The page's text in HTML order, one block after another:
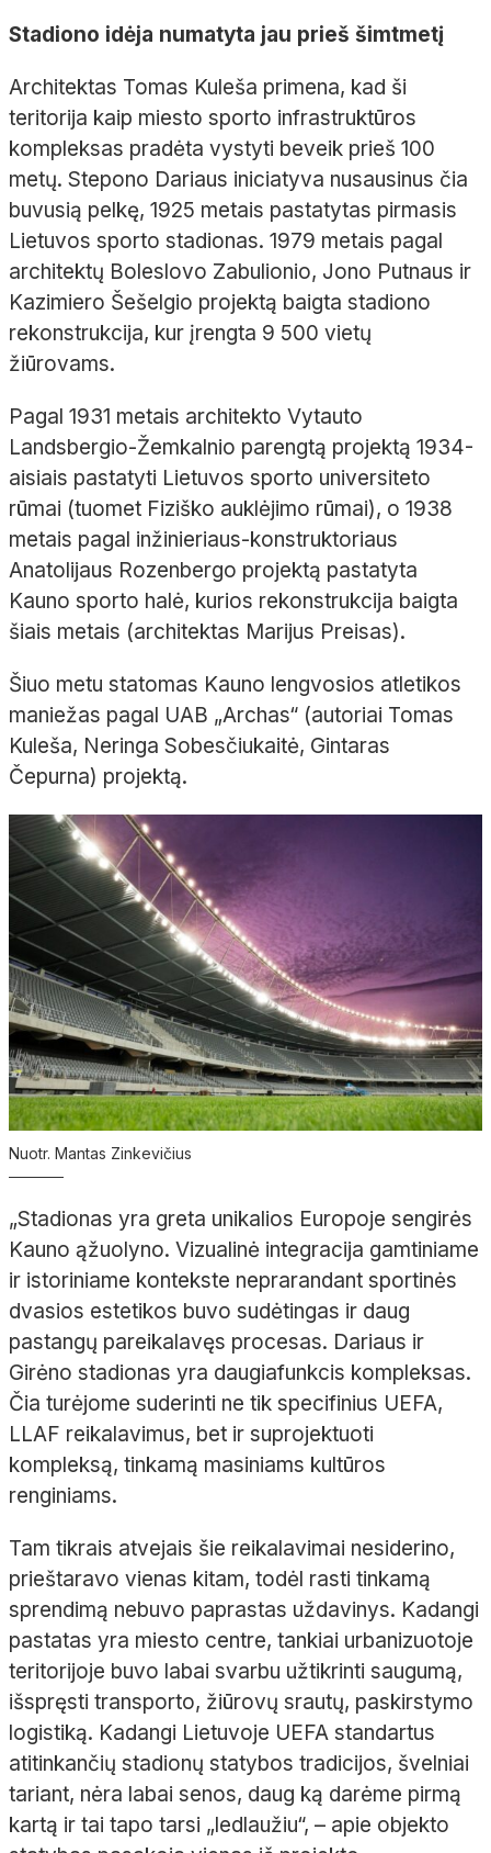
Stadiono idėja numatyta jau prieš šimtmetį
Architektas Tomas Kuleša primena, kad ši
teritorija kaip miesto sporto infrastruktūros
kompleksas pradėta vystyti beveik prieš 100
metų. Stepono Dariaus iniciatyva nusausinus čia
buvusią pelkę, 1925 metais pastatytas pirmasis
Lietuvos sporto stadionas. 1979 metais pagal
architektų Boleslovo Zabulionio, Jono Putnaus ir
Kazimiero Šešelgio projektą baigta stadiono
rekonstrukcija, kur įrengta 9 500 vietų
žiūrovams.
Pagal 1931 metais architekto Vytauto
Landsbergio-Žemkalnio parengtą projektą 1934-
aisiais pastatyti Lietuvos sporto universiteto
rūmai (tuomet Fiziško auklėjimo rūmai), o 1938
metais pagal inžinieriaus-konstruktoriaus
Anatolijaus Rozenbergo projektą pastatyta
Kauno sporto halė, kurios rekonstrukcija baigta
šiais metais (architektas Marijus Preisas).
Šiuo metu statomas Kauno lengvosios atletikos
maniežas pagal UAB „Archas“ (autoriai Tomas
Kuleša, Neringa Sobesčiukaitė, Gintaras
Čepurna) projektą.
Nuotr. Mantas Zinkevičius
„Stadionas yra greta unikalios Europoje sengirės
Kauno ąžuolyno. Vizualinė integracija gamtiniame
ir istoriniame kontekste neprarandant sportinės
dvasios estetikos buvo sudėtingas ir daug
pastangų pareikalavęs procesas. Dariaus ir
Girėno stadionas yra daugiafunkcis kompleksas.
Čia turėjome suderinti ne tik specifinius UEFA,
LLAF reikalavimus, bet ir suprojektuoti
kompleksą, tinkamą masiniams kultūros
renginiams.
Tam tikrais atvejais šie reikalavimai nesiderino,
prieštaravo vienas kitam, todėl rasti tinkamą
sprendimą nebuvo paprastas uždavinys. Kadangi
pastatas yra miesto centre, tankiai urbanizuotoje
teritorijoje buvo labai svarbu užtikrinti saugumą,
išspręsti transporto, žiūrovų srautų, paskirstymo
logistiką. Kadangi Lietuvoje UEFA standartus
atitinkančių stadionų statybos tradicijos, švelniai
tariant, nėra labai senos, daug ką darėme pirmą
kartą ir tai tapo tarsi „ledlaužiu“, – apie objekto